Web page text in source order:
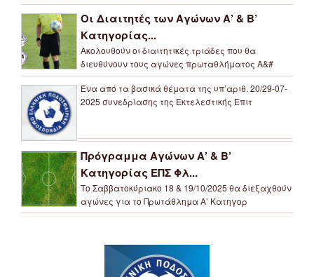
Οι Διαιτητές των Αγώνων Α’ & Β’
Κατηγορίας...
Ακολουθούν οι διαιτητικές τριάδες που θα
διευθύνουν τους αγώνες πρωταθλήματος Α&#
Ένα από τα βασικά θέματα της υπ’αριθ. 20/29-07-
2025 συνεδρίασης της Εκτελεστικής Επιτ
Πρόγραμμα Αγώνων Α’ & Β’
Κατηγορίας ΕΠΣ Φλ...
Το Σαββατοκύριακο 18 & 19/10/2025 θα διεξαχθούν
αγώνες για το Πρωτάθλημα Α’ Κατηγορ